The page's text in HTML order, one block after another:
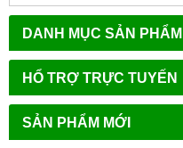
DANH MỤC SẢN PHẨM
HỔ TRỢ TRỰC TUYẾN
SẢN PHẨM MỚI